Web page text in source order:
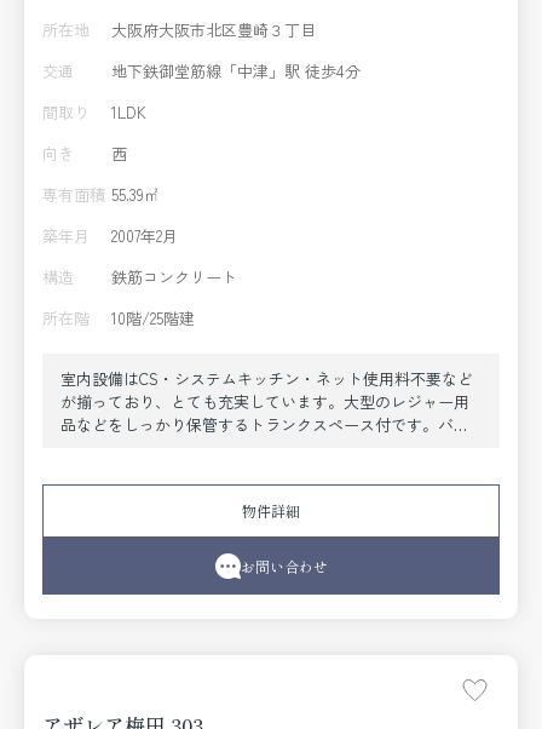
所在地
大阪府大阪市北区豊崎３丁目
交通
地下鉄御堂筋線「中津」駅 徒歩4分
間取り
1LDK
向き
西
専有面積 55.39㎡
築年月
2007年2月
構造
鉄筋コンクリート
所在階
10階/25階建
室内設備はCS・システムキッチン・ネット使用料不要など
が揃っており、とても充実しています。大型のレジャー用
品などをしっかり保管するトランクスペース付です。バル
付いたマンションです。新生活を始めるためのお住まいを
探すなら、当社にお任せ下さい。初めての方でも安心して
いただけるよう、全力でサポートいたします。お気軽に当
物件詳細
お問い合わせ